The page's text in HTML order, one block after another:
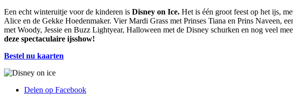
Een echt winteruitje voor de kinderen is Disney on Ice. Het is één groot feest op het ijs,
Alice en de Gekke Hoedenmaker. Vier Mardi Grass met Prinses Tiana en Prins Naveen,
met Woody, Jessie en Buzz Lightyear, Halloween met de Disney schurken en nog veel
deze spectaculaire ijsshow!
Bestel nu kaarten
Delen op Facebook